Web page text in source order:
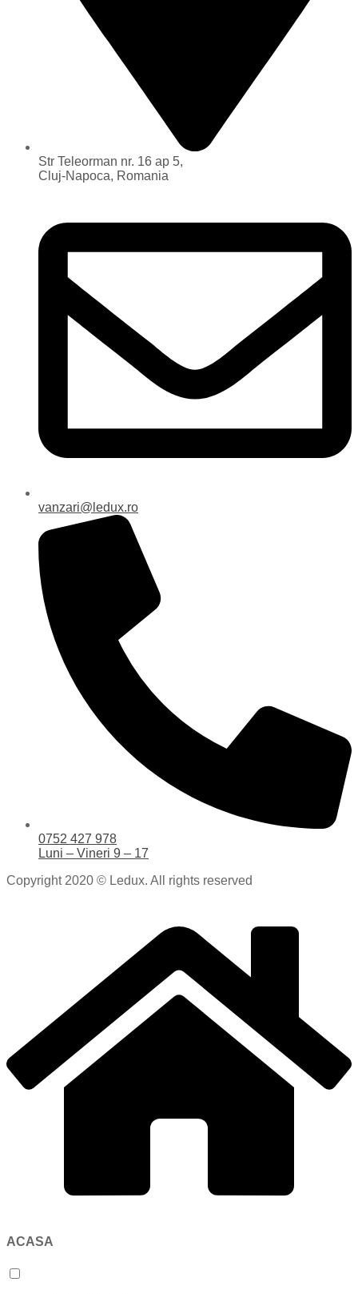
Str Teleorman nr. 16 ap 5,
Cluj-Napoca, Romania
vanzari@ledux.ro
0752 427 978
Luni – Vineri 9 – 17
Copyright 2020 © Ledux. All rights reserved
ACASA